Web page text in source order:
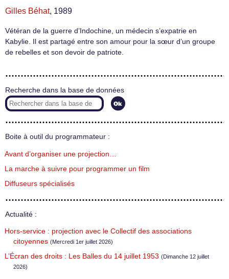
Gilles Béhat, 1989
Vétéran de la guerre d’Indochine, un médecin s’expatrie en
Kabylie. Il est partagé entre son amour pour la sœur d’un groupe
de rebelles et son devoir de patriote.
Recherche dans la base de données
Boite à outil du programmateur :
Avant d’organiser une projection…
La marche à suivre pour programmer un film
Diffuseurs spécialisés
Actualité :
Hors-service : projection avec le Collectif des associations
citoyennes (Mercredi 1er juillet 2026)
L’Écran des droits : Les Balles du 14 juillet 1953 (Dimanche 12 juillet
2026)